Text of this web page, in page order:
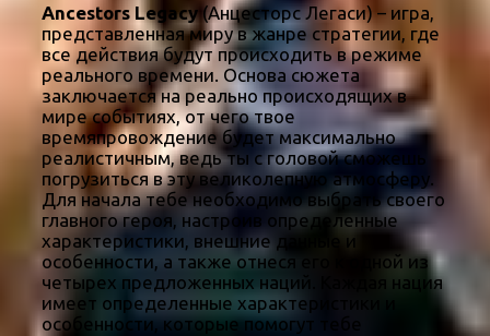
Ancestors Legacy (Анцесторс Легаси) – игра,
представленная миру в жанре стратегии, где
все действия будут происходить в режиме
реального времени. Основа сюжета
заключается на реально происходящих в
мире событиях, от чего твое
времяпровождение будет максимально
реалистичным, ведь ты с головой сможешь
погрузиться в эту великолепную атмосферу.
Для начала тебе необходимо выбрать своего
главного героя, настроив определенные
характеристики, внешние данные и
особенности, а также отнеся его к одной из
четырех предложенных наций. Каждая нация
имеет определенные характеристики и
особенности, которые помогут тебе